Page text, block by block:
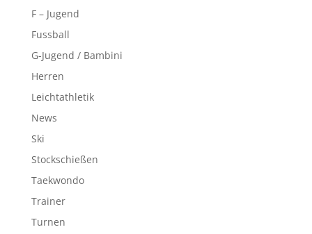
F – Jugend
Fussball
G-Jugend / Bambini
Herren
Leichtathletik
News
Ski
Stockschießen
Taekwondo
Trainer
Turnen